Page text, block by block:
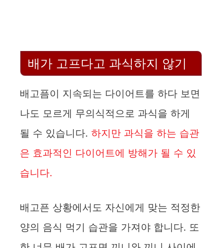
배가 고프다고 과식하지 않기
배고픔이 지속되는 다이어트를 하다 보면
나도 모르게 무의식적으로 과식을 하게
될 수 있습니다. 하지만 과식을 하는 습관
은 효과적인 다이어트에 방해가 될 수 있
습니다.
배고픈 상황에서도 자신에게 맞는 적정한
양의 음식 먹기 습관을 가져야 합니다. 또